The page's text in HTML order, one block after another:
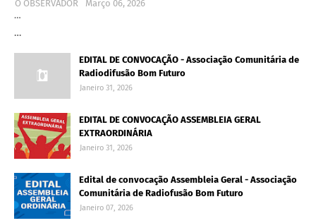
O OBSERVADOR
Março 06, 2026
…
…
EDITAL DE CONVOCAÇÃO - Associação Comunitária de
Radiodifusão Bom Futuro
Janeiro 31, 2026
EDITAL DE CONVOCAÇÃO ASSEMBLEIA GERAL
EXTRAORDINÁRIA
Janeiro 31, 2026
Edital de convocação Assembleia Geral - Associação
Comunitária de Radiofusão Bom Futuro
Janeiro 07, 2026